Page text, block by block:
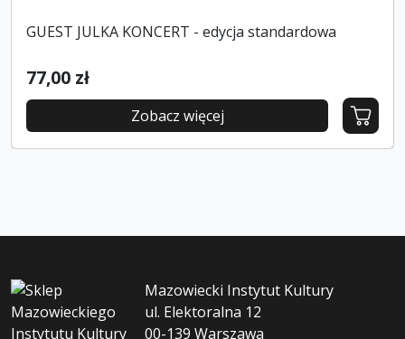
GUEST JULKA KONCERT - edycja standardowa
77,00 zł
Zobacz więcej
Mazowiecki Instytut Kultury
ul. Elektoralna 12
00-139 Warszawa